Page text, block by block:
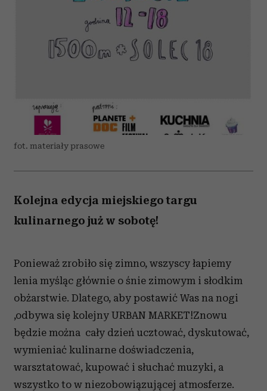
fot. materiały prasowe
Kolejna edycja miejskiego targu
kulinarnego już w sobotę!
Ponieważ zrobiło się zimno, wszyscy łapiemy
lenia myśląc głównie o śnie zimowym i słodkim
obżarstwie. Dlatego, aby postawić Was na nogi
,odbywa się kolejny URBAN MARKET!Znowu
będzie można cały dzień ucztować, dyskutować,
wymieniać kulinarne doświadczenia,
warsztatować, kupować i słuchać muzyki, a
wszystko to w niezobowiązującej atmosferze.